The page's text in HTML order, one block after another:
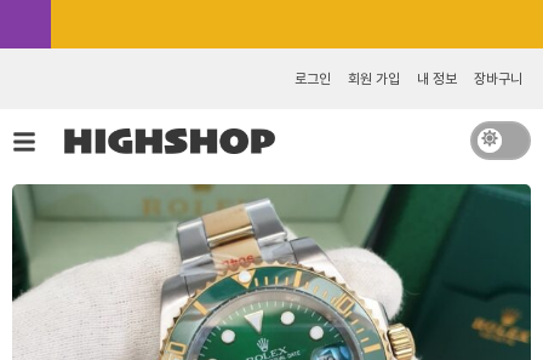
건
너
뛰
로그인 회원 가입 내 정보 장바구니